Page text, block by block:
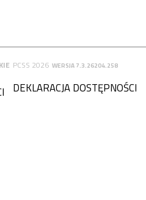
PCSS 2026 WERSJA 7.3.26204.258
DEKLARACJA DOSTĘPNOŚCI